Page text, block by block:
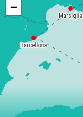
Marsiglia
Barcellona
−